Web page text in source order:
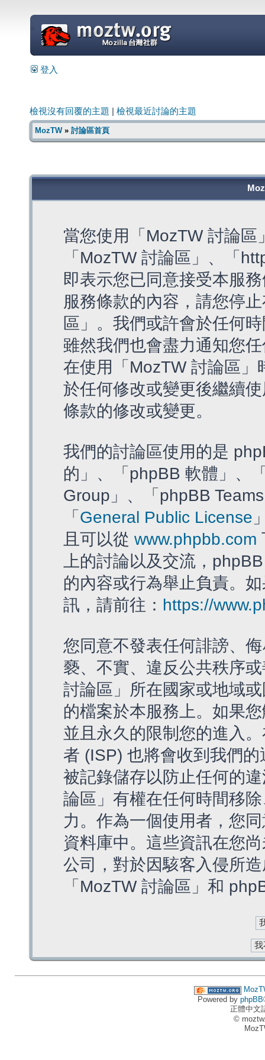
=
登入
檢視沒有回覆的主題 檢視最近討論的主題
MozTW» 討論區首頁
當您使用「MozTW 討論
「MozTW 討論區」、「
即表示您已同意接受本服
服務條款的內容，請您停
區」。我們或許會於任何
雖然我們也會盡力通知您
在使用「MozTW 討論區
於任何修改或變更後繼續
條款的修改或變更。
我們的討論區使用的是
的」、「phpBB 軟體」、
Group」、「phpBB
「 General Public License
且可以從 www.phpbb.com
上的討論以及交流，
的內容或行為舉止負責。
訊，請前往： https://
您同意不發表任何誹謗、
褻、不實、違反公共秩序
討論區」所在國家或地域
的檔案於本服務上。如果
並且永久的限制您的進入
者 (ISP) 也將會收到我們
被記錄儲存以防止任何的
論區」有權在任何時間移
力。作為一個使用者，您
資料庫中。這些資訊在您
公司，對於因駭客入侵所
「MozTW 討論區」和
Powered by phpBB
正體中文
©